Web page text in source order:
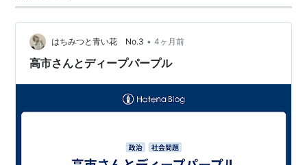
はちみつと青い花 No.3 • 4ヶ月前
高市さんとディープパープル